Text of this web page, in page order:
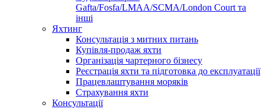
Gafta/Fosfa/LMAA/SCMA/London Court та
інші
Яхтинг
Консультація з митних питань
Купівля-продаж яхти
Організація чартерного бізнесу
Реєстрація яхти та підготовка до експлуатації
Працевлаштування моряків
Страхування яхти
Консультації